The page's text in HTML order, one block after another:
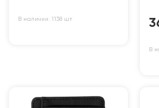
В наличии: 1138 шт
В